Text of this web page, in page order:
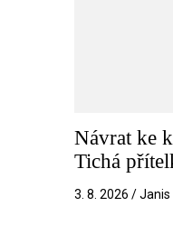
Návrat ke
Tichá
3. 8. 2026 / Janis